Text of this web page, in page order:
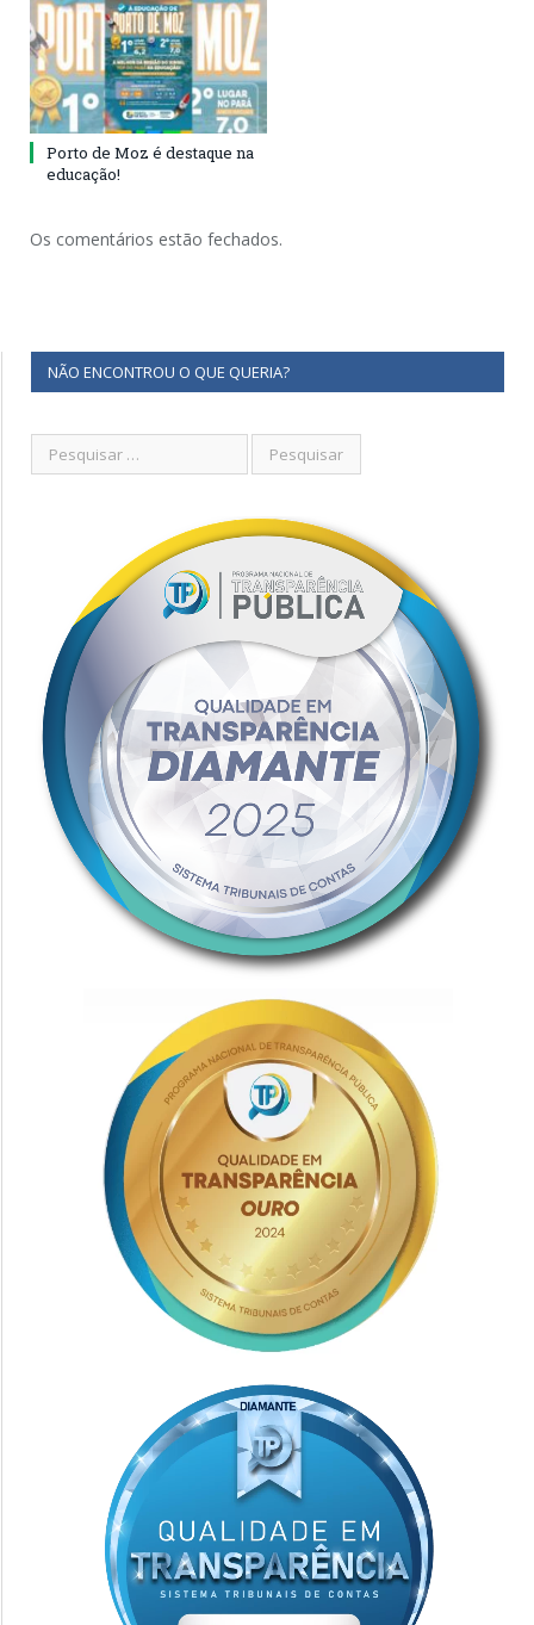
Porto de Moz é destaque na
educação!
Os comentários estão fechados.
NÃO ENCONTROU O QUE QUERIA?